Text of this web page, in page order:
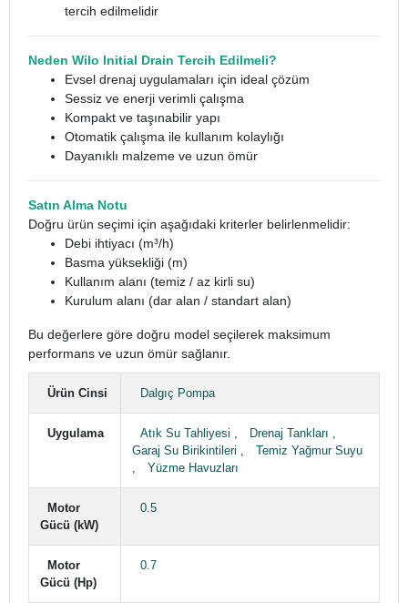
tercih edilmelidir
Neden Wilo Initial Drain Tercih Edilmeli?
Evsel drenaj uygulamaları için ideal çözüm
Sessiz ve enerji verimli çalışma
Kompakt ve taşınabilir yapı
Otomatik çalışma ile kullanım kolaylığı
Dayanıklı malzeme ve uzun ömür
Satın Alma Notu
Doğru ürün seçimi için aşağıdaki kriterler belirlenmelidir:
Debi ihtiyacı (m³/h)
Basma yüksekliği (m)
Kullanım alanı (temiz / az kirli su)
Kurulum alanı (dar alan / standart alan)
Bu değerlere göre doğru model seçilerek maksimum
performans ve uzun ömür sağlanır.
Ürün Cinsi Dalgıç Pompa
Uygulama Atık Su Tahliyesi , Drenaj Tankları ,
Garaj Su Birikintileri ,
Temiz Yağmur Suyu
,
Yüzme Havuzları
Motor
Gücü (kW)
0.5
Motor
Gücü (Hp)
0.7